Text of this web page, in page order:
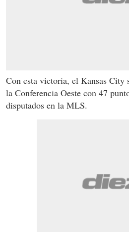
Con esta victoria, el Kansas City
la Conferencia Oeste con 47
disputados en la MLS.